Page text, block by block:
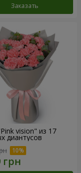
Заказать
vision" из 17
диантусов